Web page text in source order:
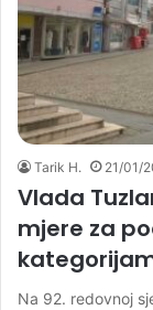
Tarik H. 21/01/
Vlada
mjere za
Na 92. redovnoj